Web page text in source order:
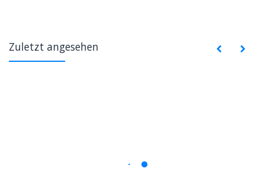
Zuletzt angesehen